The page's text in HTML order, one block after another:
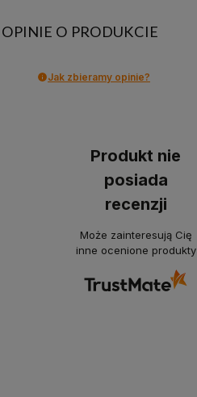
OPINIE O PRODUKCIE
Jak zbieramy opinie?
Produkt nie
posiada
recenzji
Może zainteresują Cię
inne ocenione produkty